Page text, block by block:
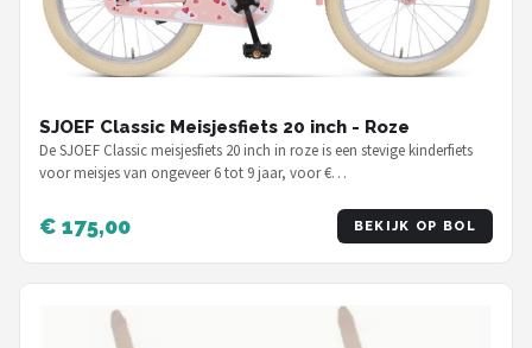
SJOEF Classic Meisjesfiets 20 inch - Roze
De SJOEF Classic meisjesfiets 20 inch in roze is een stevige kinderfiets
voor meisjes van ongeveer 6 tot 9 jaar, voor €…
€ 175,00 BEKIJK OP BOL